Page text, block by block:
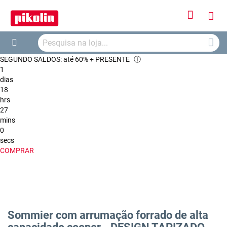
Iniciar
Meu
Search
SEGUNDO SALDOS: até 60% + PRESENTE ⓘ
1
dias
18
hrs
27
mins
0
secs
COMPRAR
Sommier com arrumação forrado de alta